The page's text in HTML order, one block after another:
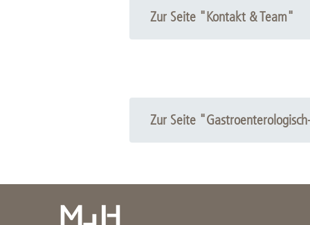
Zur Seite "Kontakt & Team"
Zur Seite